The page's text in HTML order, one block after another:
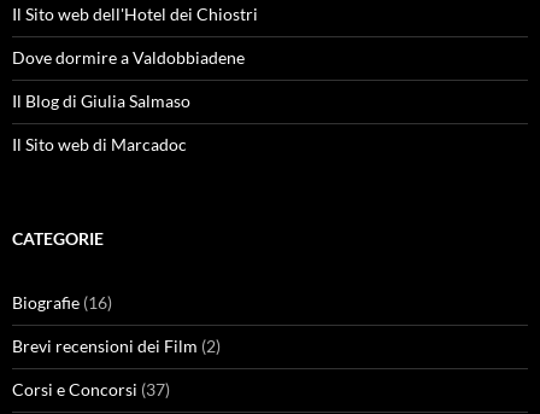
Il Sito web dell'Hotel dei Chiostri
Dove dormire a Valdobbiadene
Il Blog di Giulia Salmaso
Il Sito web di Marcadoc
CATEGORIE
Biografie (16)
Brevi recensioni dei Film (2)
Corsi e Concorsi (37)